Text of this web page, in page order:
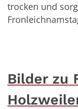
trocken und
Bilder zu